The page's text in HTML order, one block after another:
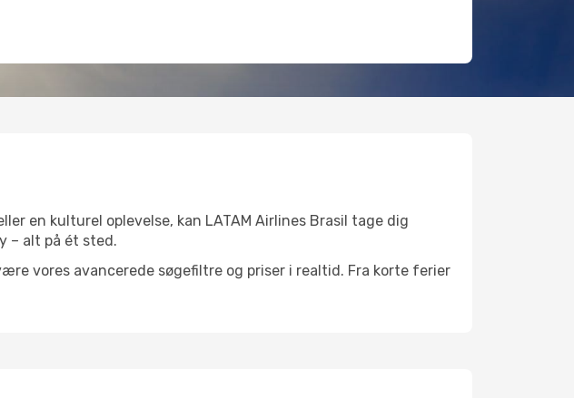
en kulturel oplevelse, kan LATAM Airlines Brasil tage dig
– alt på ét sted.
vores avancerede søgefiltre og priser i realtid. Fra korte ferier